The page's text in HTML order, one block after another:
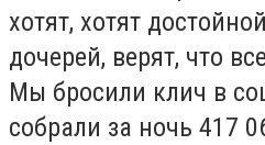
хотят, хотят
дочерей, верят, что
Мы бросили клич в
собрали за ночь 417